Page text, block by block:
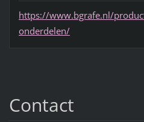
https://www.bgrafe.nl/
onderdelen/
Contact